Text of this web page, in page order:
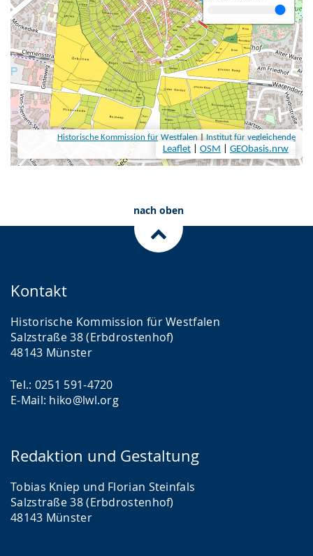
nach oben
Kontakt
Historische Kommission für Westfalen
Salzstraße 38 (Erbdrostenhof)
48143 Münster
Tel.: 0251 591-4720
E-Mail: hiko@lwl.org
Redaktion und Gestaltung
Tobias Kniep und Florian Steinfals
Salzstraße 38 (Erbdrostenhof)
48143 Münster